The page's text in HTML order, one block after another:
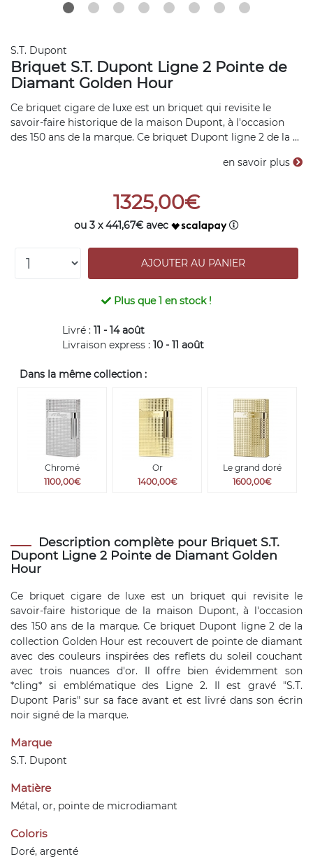
S.T. Dupont
Briquet S.T. Dupont Ligne 2 Pointe de
Diamant Golden Hour
Ce briquet cigare de luxe est un briquet qui revisite le
savoir-faire historique de la maison Dupont, à l'occasion
des 150 ans de la marque. Ce briquet Dupont ligne 2 de la ...
en savoir plus
1325,00€
ou 3 x 441,67€ avec
Plus que1 en stock !
Livré : 11 - 14 août
Livraison express : 10 - 11 août
Dans la même collection :
Chromé
1100,00€
Or
1400,00€
Le grand doré
1600,00€
Description complète pour Briquet S.T.
Dupont Ligne 2 Pointe de Diamant Golden
Hour
Ce briquet cigare de luxe est un briquet qui revisite le
savoir-faire historique de la maison Dupont, à l'occasion
des 150 ans de la marque. Ce briquet Dupont ligne 2 de la
collection Golden Hour est recouvert de pointe de diamant
avec des couleurs inspirées des reflets du soleil couchant
avec trois nuances d'or. Il offre bien évidemment son
*cling* si emblématique des Ligne 2. Il est gravé "S.T.
Dupont Paris" sur sa face avant et est livré dans son écrin
noir signé de la marque.
Marque
S.T. Dupont
Matière
Métal, or, pointe de microdiamant
Coloris
Doré, argenté